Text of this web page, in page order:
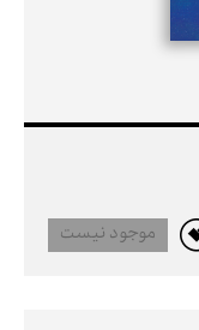
موجود نیست